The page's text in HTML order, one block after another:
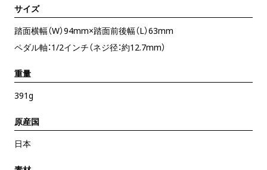
サイズ
踏面横幅（W）94mm×踏面前後幅（L）63mm
ペダル軸：1/2インチ（ネジ径：約12.7mm）
重量
391g
原産国
日本